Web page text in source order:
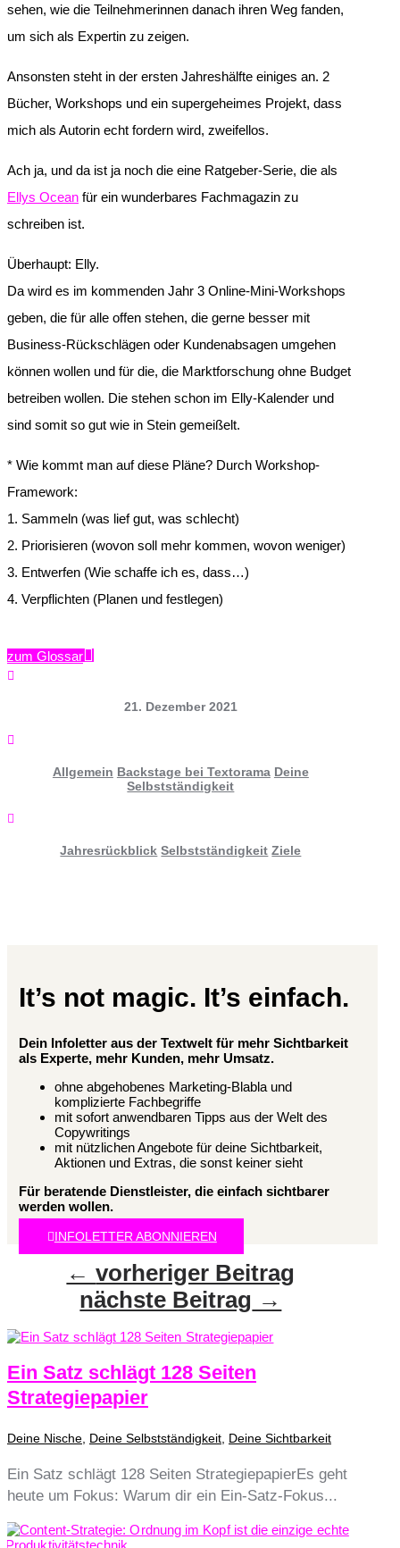
sehen, wie die Teilnehmerinnen danach ihren Weg fanden,
um sich als Expertin zu zeigen.
Ansonsten steht in der ersten Jahreshälfte einiges an. 2
Bücher, Workshops und ein supergeheimes Projekt, dass
mich als Autorin echt fordern wird, zweifellos.
Ach ja, und da ist ja noch die eine Ratgeber-Serie, die als
Ellys Ocean für ein wunderbares Fachmagazin zu
schreiben ist.
Überhaupt: Elly.
Da wird es im kommenden Jahr 3 Online-Mini-Workshops
geben, die für alle offen stehen, die gerne besser mit
Business-Rückschlägen oder Kundenabsagen umgehen
können wollen und für die, die Marktforschung ohne Budget
betreiben wollen. Die stehen schon im Elly-Kalender und
sind somit so gut wie in Stein gemeißelt.
* Wie kommt man auf diese Pläne? Durch Workshop-
Framework:
1. Sammeln (was lief gut, was schlecht)
2. Priorisieren (wovon soll mehr kommen, wovon weniger)
3. Entwerfen (Wie schaffe ich es, dass…)
4. Verpflichten (Planen und festlegen)
zum Glossar

21. Dezember 2021

Allgemein Backstage bei Textorama Deine
Selbstständigkeit

Jahresrückblick Selbstständigkeit Ziele
It’s not magic. It’s einfach.
Dein Infoletter aus der Textwelt für mehr Sichtbarkeit
als Experte, mehr Kunden, mehr Umsatz.
ohne abgehobenes Marketing-Blabla und
komplizierte Fachbegriffe
mit sofort anwendbaren Tipps aus der Welt des
Copywritings
mit nützlichen Angebote für deine Sichtbarkeit,
Aktionen und Extras, die sonst keiner sieht
Für beratende Dienstleister, die einfach sichtbarer
werden wollen.
INFOLETTER ABONNIEREN
←vorheriger Beitrag
nächste Beitrag →
Ein Satz schlägt 128 Seiten
Strategiepapier
Deine Nische Deine Selbstständigkeit Deine Sichtbarkeit
Ein Satz schlägt 128 Seiten StrategiepapierEs geht
heute um Fokus: Warum dir ein Ein-Satz-Fokus...